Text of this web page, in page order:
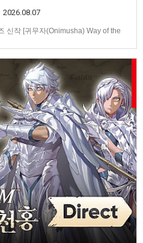
2026.08.07
신작 [귀무자(Onimusha) Way of the